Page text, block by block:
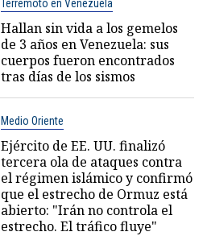
Terremoto en Venezuela
Hallan sin vida a los gemelos
de 3 años en Venezuela: sus
cuerpos fueron encontrados
tras días de los sismos
Medio Oriente
Ejército de EE. UU. finalizó
tercera ola de ataques contra
el régimen islámico y confirmó
que el estrecho de Ormuz está
abierto: "Irán no controla el
estrecho. El tráfico fluye"